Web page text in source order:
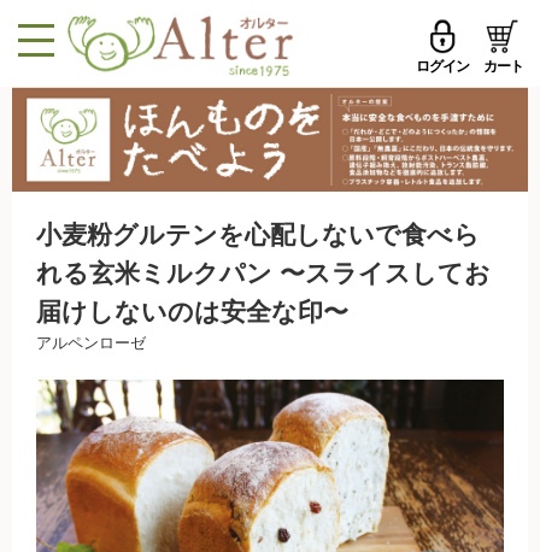
ログイン カート
メールアドレス
メールアドレスを保存する
パスワードを忘れた方はこちら
初めての方へ
新規一般会員登録
MENU
トップページへ戻る
セール品・おすすめ
お試しセット
野菜
果物
無農薬米・雑穀
小麦粉グルテンを心配しないで食べら
れる玄米ミルクパン 〜スライスしてお
届けしないのは安全な印〜
アルペンローゼ